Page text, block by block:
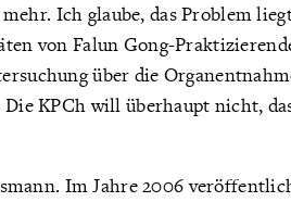
Ich glaube, das Problem
von Falun Gong-
über die
KPCh will überhaupt nicht,
Im Jahre 2006